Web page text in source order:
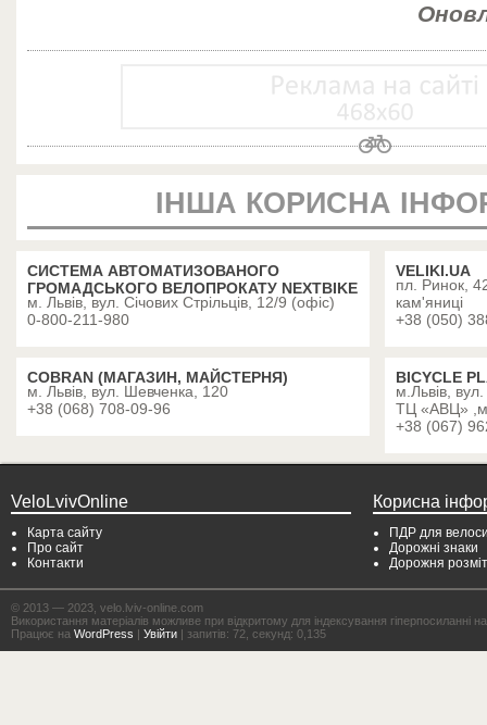
ІНША КОРИСНА
СИСТЕМА АВТОМАТИЗОВАНОГО
ГРОМАДСЬКОГО ВЕЛОПРОКАТУ NEXTBIKE
м. Львів, вул. Січових Стрільців, 12/9 (офіс)
0-800-211-980
VELIKI.UA
пл. Ринок,
кам'яниці
+38 (050)
СOBRAN (МАГАЗИН, МАЙСТЕРНЯ)
м. Львів, вул. Шевченка, 120
+38 (068) 708-09-96
BICYCLE
м.Львів,
ТЦ «АВЦ»
+38 (067)
VeloLvivOnline
Карта сайту
Про сайт
Контакти
Корисна
ПДР для
Дорожні знаки
Дорожня
© 2013 — 2023, velo.lviv-online.com
Використання матеріалів можливе при відкритому для індексування гіперпосиланні
Працює на WordPress | Увійти | запитів: 72, секунд: 0,135